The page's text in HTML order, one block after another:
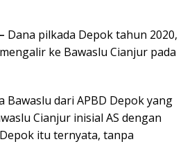
Dana pilkada Depok tahun 2020,
ke Bawaslu Cianjur pada
Bawaslu dari APBD Depok yang
Cianjur inisial AS dengan
itu ternyata, tanpa